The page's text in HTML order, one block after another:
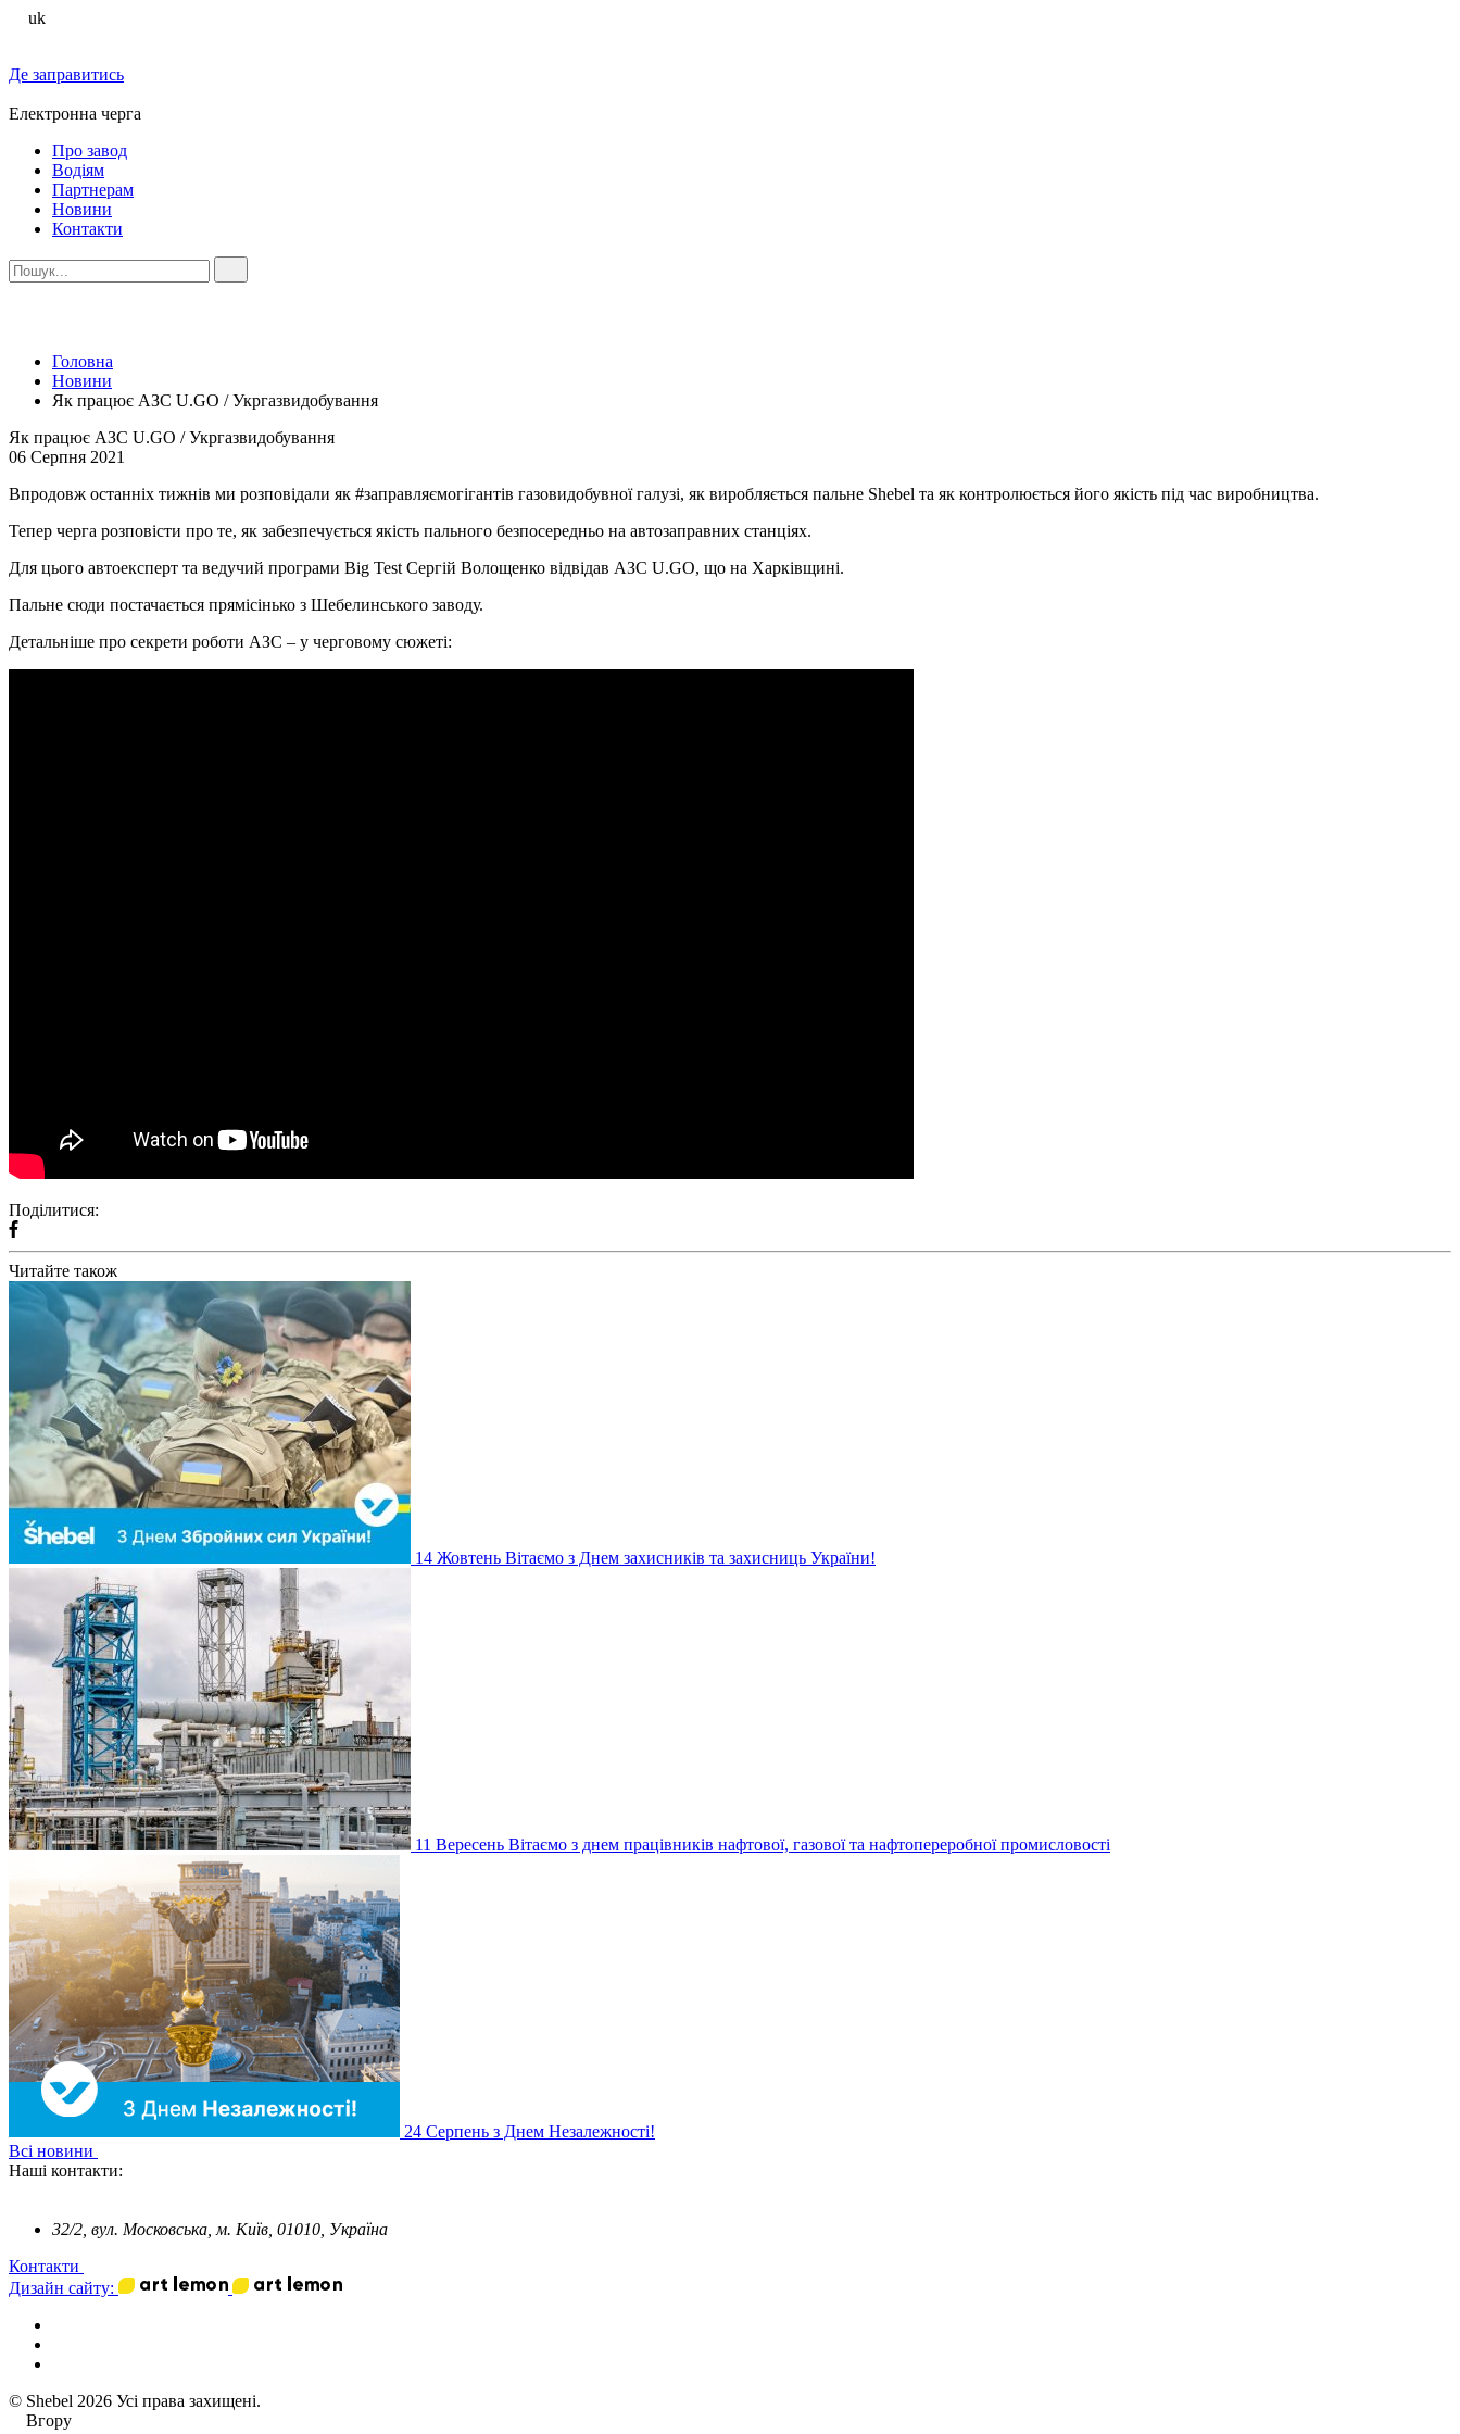
uk
Де заправитись
Електронна черга
Про завод
Водіям
Партнерам
Новини
Контакти
Головна
Новини
Як працює АЗС U.GO / Укргазвидобування
Як працює АЗС U.GO / Укргазвидобування
06 Серпня 2021
Впродовж останніх тижнів ми розповідали як #заправляємогігантів газовидобувної галузі, як виробляється пальне Shebel та як контролюється його якість під час виробництва.
Тепер черга розповісти про те, як забезпечується якість пального безпосередньо на автозаправних станціях.
Для цього автоексперт та ведучий програми Big Test Сергій Волощенко відвідав АЗС U.GO, що на Харківщині.
Пальне сюди постачається прямісінько з Шебелинського заводу.
Детальніше про секрети роботи АЗС – у черговому сюжеті:
Поділитися:
Читайте також
14 Жовтень Вітаємо з Днем захисників та захисниць України!
11 Вересень Вітаємо з днем працівників нафтової, газової та нафтопереробної промисловості
24 Серпень з Днем Незалежності!
Всі новини
Наші контакти:
32/2, вул. Московська, м. Київ, 01010, Україна
Контакти
Дизайн сайту:
© Shebel 2026 Усі права захищені.
Вгору